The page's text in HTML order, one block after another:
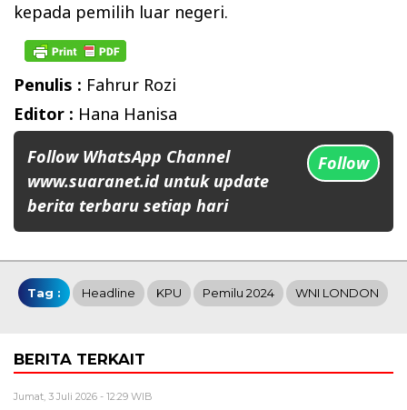
kepada pemilih luar negeri.
Penulis : Fahrur Rozi
Editor : Hana Hanisa
Follow WhatsApp Channel
www.suaranet.id untuk update
berita terbaru setiap hari
Follow
Tag : Headline KPU Pemilu 2024 WNI LONDON
BERITA TERKAIT
Jumat, 3 Juli 2026 - 12:29 WIB